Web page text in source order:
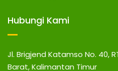
Hubungi Kami
Jl. Brigjend Katamso No. 40,
Barat, Kalimantan Timur